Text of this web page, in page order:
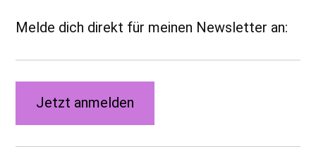
Melde dich direkt für meinen Newsletter an:
Jetzt anmelden